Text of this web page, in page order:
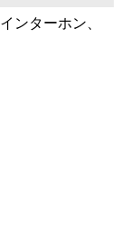
ンターホン、